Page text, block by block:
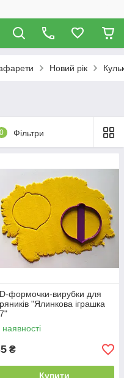
Новий рік
0 Фільтри
формочки-вирубки для
"Ялинкова іграшка
наявності
₴
Купити